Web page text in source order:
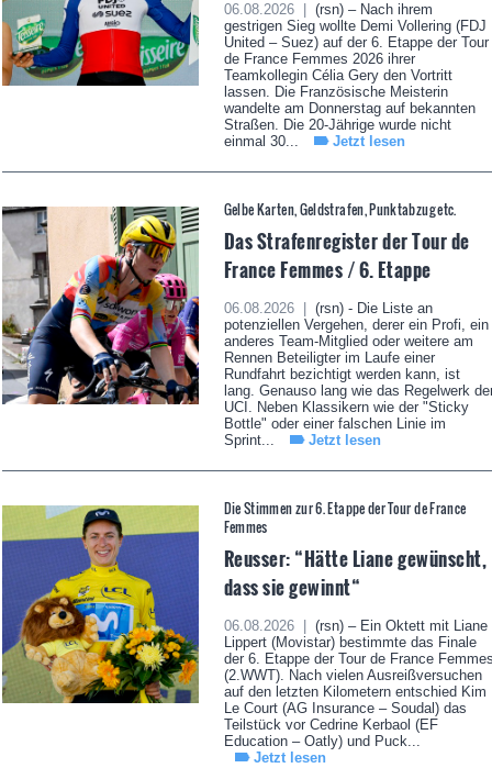
06.08.2026 |
(rsn) – Nach ihrem
gestrigen Sieg wollte Demi Vollering (FDJ
United – Suez) auf der 6. Etappe der Tour
de France Femmes 2026 ihrer
Teamkollegin Célia Gery den Vortritt
lassen. Die Französische Meisterin
wandelte am Donnerstag auf bekannten
Straßen. Die 20-Jährige wurde nicht
einmal 30...
Jetzt lesen
Gelbe Karten, Geldstrafen, Punktabzug etc.
Das Strafenregister der Tour de
France Femmes / 6. Etappe
06.08.2026 |
(rsn) - Die Liste an
potenziellen Vergehen, derer ein Profi, ein
anderes Team-Mitglied oder weitere am
Rennen Beteiligter im Laufe einer
Rundfahrt bezichtigt werden kann, ist
lang. Genauso lang wie das Regelwerk
UCI. Neben Klassikern wie der "Sticky
Bottle" oder einer falschen Linie im
Sprint...
Jetzt lesen
Die Stimmen zur 6. Etappe der Tour de France
Femmes
Reusser: “Hätte Liane gewünscht,
dass sie gewinnt“
06.08.2026 |
(rsn) – Ein Oktett mit Liane
Lippert (Movistar) bestimmte das Finale
der 6. Etappe der Tour de France
(2.WWT). Nach vielen Ausreißversuchen
auf den letzten Kilometern entschied Kim
Le Court (AG Insurance – Soudal) das
Teilstück vor Cedrine Kerbaol (EF
Education – Oatly) und Puck...
Jetzt lesen